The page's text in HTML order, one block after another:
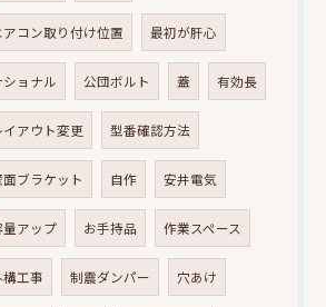
アコン取り付け位置 最初が肝心
ショナル 公団ボルト 蓋 有効長
イアウト変更 型番確認方法
面ブラケット 自作 安井電気
量アップ お手持品 作業スペース
構工事 制震ダンパー 穴あけ